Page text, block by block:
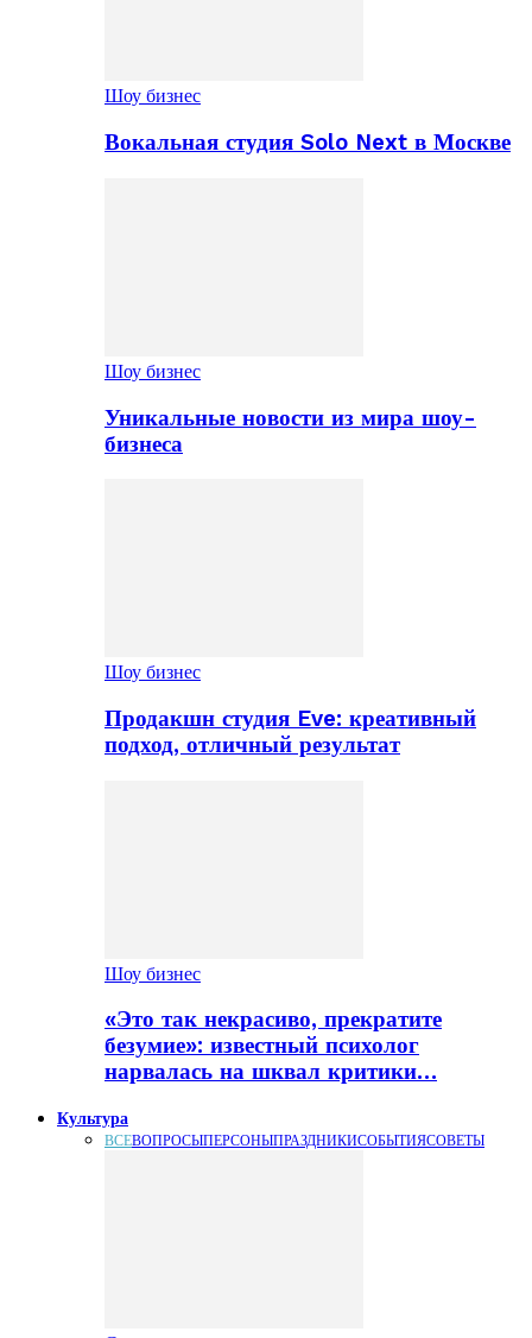
Шоу бизнес
Вокальная студия Solo Next в Москве
Шоу бизнес
Уникальные новости из мира шоу-
бизнеса
Шоу бизнес
Продакшн студия Eve: креативный
подход, отличный результат
Шоу бизнес
«Это так некрасиво, прекратите
безумие»: известный психолог
нарвалась на шквал критики…
Культура
ВСЕВОПРОСЫПЕРСОНЫПРАЗДНИКИСОБЫТИЯСОВЕТЫ